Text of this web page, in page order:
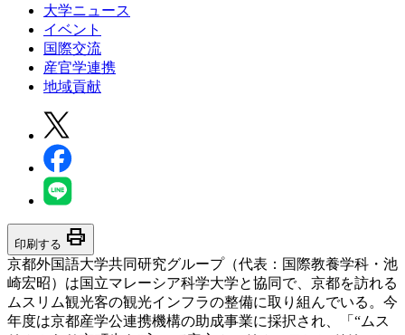
大学ニュース
イベント
国際交流
産官学連携
地域貢献
印刷する print
京都外国語大学共同研究グループ（代表：国際教養学科・池
崎宏昭）は国立マレーシア科学大学と協同で、京都を訪れる
ムスリム観光客の観光インフラの整備に取り組んでいる。今
年度は京都産学公連携機構の助成事業に採択され、「“ムス